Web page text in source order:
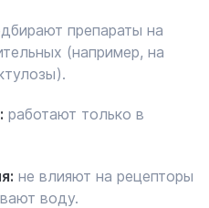
препараты на
(например, на
работают только в
не влияют на рецепторы
воду.